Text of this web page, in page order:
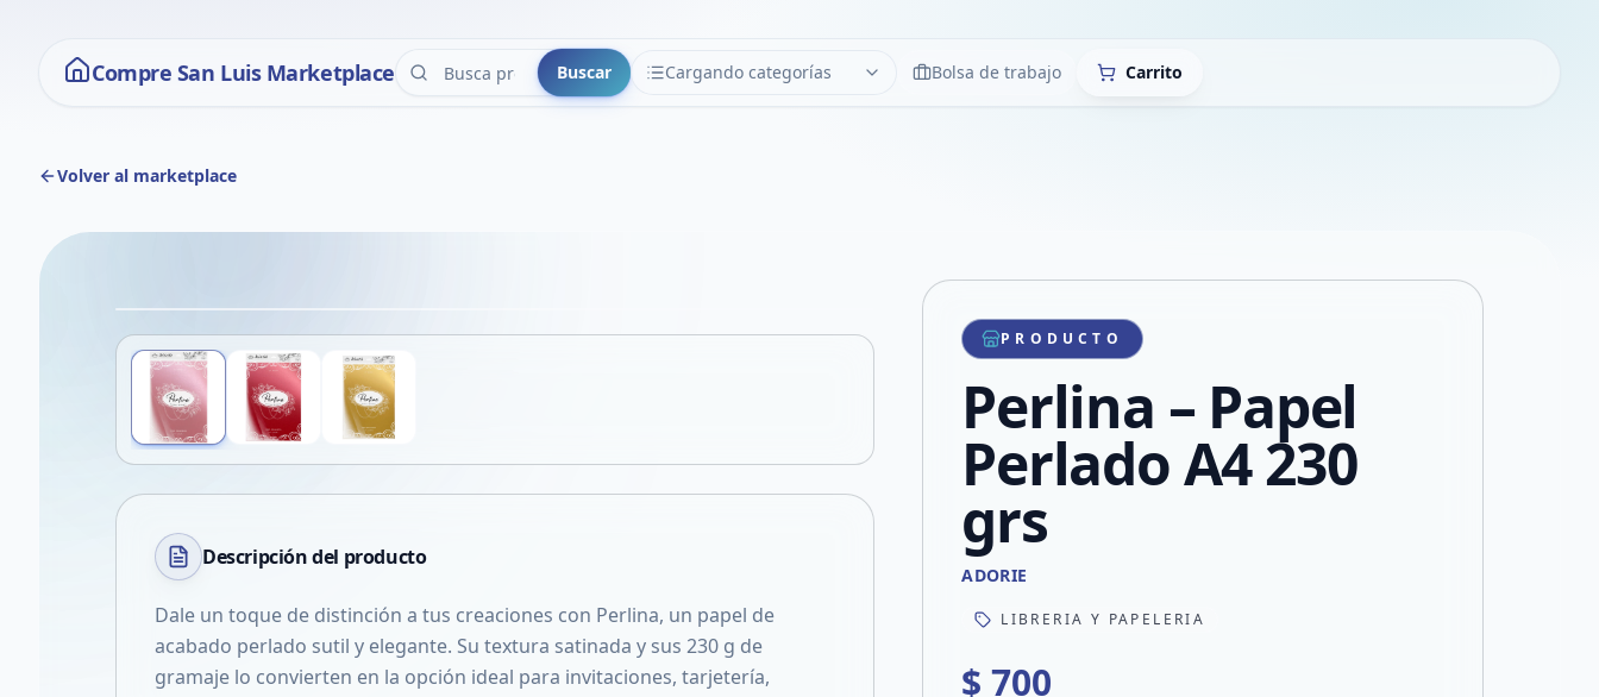
Compre San Luis Marketplace Buscar Cargando categorías
CATEGORÍAS LimpiarBolsa de trabajo Carrito
Volver al marketplace
Compartir producto
Compartir por WhatsApp
Compartir por mail
Compartir en Facebook
Compartir en X
Descripción del producto
Dale un toque de distinción a tus creaciones con Perlina, un papel de
acabado perlado sutil y elegante. Su textura satinada y sus 230 g de
gramaje lo convierten en la opción ideal para invitaciones, tarjetería,
PRODUCTO
Perlina – Papel
Perlado A4 230
grs
ADORIE
LIBRERIA Y PAPELERIA
$ 700